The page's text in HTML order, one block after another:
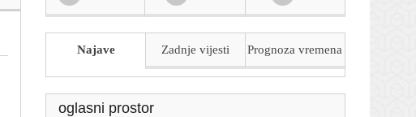
Najave Zadnje vijesti Prognoza vremena
oglasni prostor